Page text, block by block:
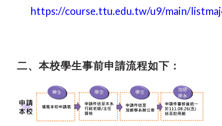
https://course.ttu.edu.tw/u9/main/
二、本校學生事前申請流程如下：